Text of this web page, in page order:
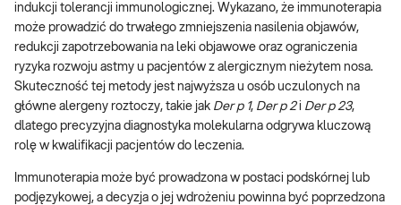
indukcji tolerancji immunologicznej. Wykazano, że immunoterapia
może prowadzić do trwałego zmniejszenia nasilenia objawów,
redukcji zapotrzebowania na leki objawowe oraz ograniczenia
ryzyka rozwoju astmy u pacjentów z alergicznym nieżytem nosa.
Skuteczność tej metody jest najwyższa u osób uczulonych na
główne alergeny roztoczy, takie jak Der p 1, Der p 2i Der p 23,
dlatego precyzyjna diagnostyka molekularna odgrywa kluczową
rolę w kwalifikacji pacjentów do leczenia.
Immunoterapia może być prowadzona w postaci podskórnej lub
podjęzykowej, a decyzja o jej wdrożeniu powinna być poprzedzona